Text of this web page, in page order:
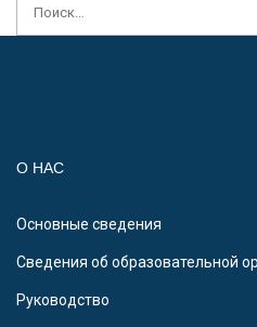
О НАС
Основные сведения
Сведения об образовательной
Руководство